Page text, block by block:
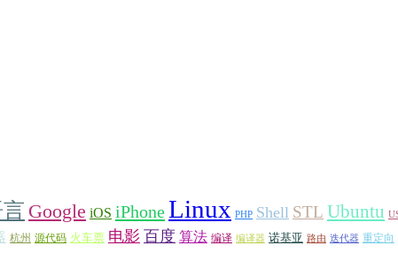
Google iOS iPhoneLinux PHP Shell STL Ubuntu
杭州 源代码 火车票 电影 百度 算法 编译 编译器 诺基亚 路由 迭代器 重定向